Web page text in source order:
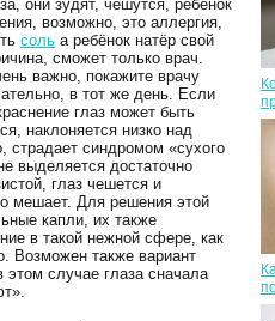
они зудят, чешутся, ребенок
возможно, это аллергия,
соль а ребёнок натёр свой
сможет только врач.
важно, покажите врачу
в тот же день. Если
глаз может быть
наклоняется низко над
страдает синдромом «сухого
выделяется достаточно
глаз чешется и
мешает. Для решения этой
капли, их также
в такой нежной сфере, как
Возможен также вариант
этом случае глаза сначала